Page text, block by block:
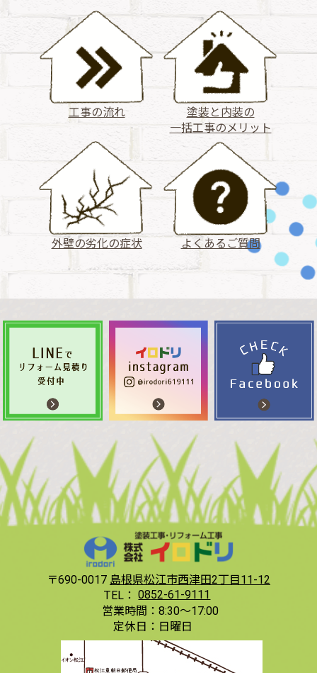
工事の流れ
外壁の劣化の症状
塗装と内装の
一括工事のメリット
よくあるご質問
〒690-0017 島根県松江市西津田2丁目11-12
TEL： 0852-61-9111
営業時間： 8:30〜17:00
定休日： 日曜日